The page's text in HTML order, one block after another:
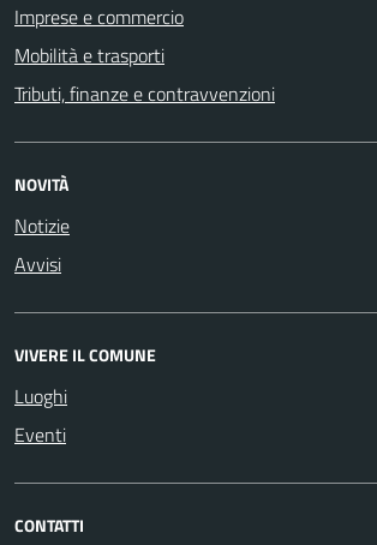
Imprese e commercio
Mobilità e trasporti
Tributi, finanze e contravvenzioni
NOVITÀ
Notizie
Avvisi
VIVERE IL COMUNE
Luoghi
Eventi
CONTATTI